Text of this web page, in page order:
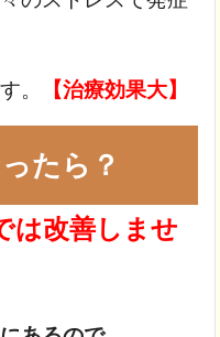
。 【治療効果大】
たら？
は改善しませ